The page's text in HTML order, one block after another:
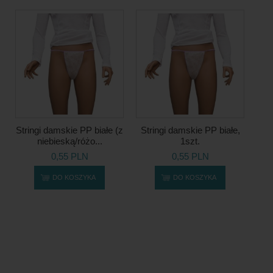
Stringi damskie PP białe (z
niebieską/różo...
0,55 PLN
DO KOSZYKA
Stringi damskie PP białe,
1szt.
0,55 PLN
DO KOSZYKA